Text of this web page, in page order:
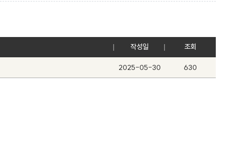
작성일 조회
2025-05-30 630